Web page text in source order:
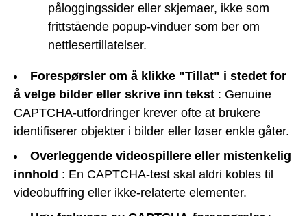
påloggingssider eller skjemaer, ikke som
frittstående popup-vinduer som ber om
nettlesertillatelser.
Forespørsler om å klikke "Tillat" i stedet for
å velge bilder eller skrive inn tekst : Genuine
CAPTCHA-utfordringer krever ofte at brukere
identifiserer objekter i bilder eller løser enkle gåter.
Overleggende videospillere eller mistenkelig
innhold : En CAPTCHA-test skal aldri kobles til
videobuffring eller ikke-relaterte elementer.